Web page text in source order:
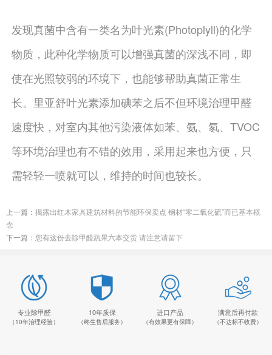
发现真菌中含有一类名为叶光素(Photoplyll)的化学
物质，此种化学物质可以增强真菌的深浅不同，即
使在光照较弱的环境下，也能够帮助真菌正常生
长。里亚舒叶光素添加碘苯之后不但环境治理甲醛
速度快，对室内其他污染液体如苯、氨、氡、TVOC
等环境治理也有不错的效用，采用起来也方便，只
需轻轻一喷就可以，维持的时间也较长。
上一篇： 揭露出红木家具建筑材料的节能环保卖点 钢材“零二氧化硫”而已基本概
念
下一篇： 您有这份去除甲醛蔬果六本交货 请注意请留下
专业除甲醛
（10年治理经验）
10年质保
（终生售后服务）
进口产品
（有效果更有保障）
满意后再付款
（不达标不收费）